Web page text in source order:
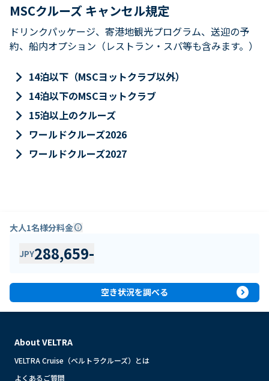
MSCクルーズ キャンセル規定
ドリンクパッケージ、寄港地観光プログラム、送迎の予
約、船内オプション（レストラン・スパ等も含みます。）
keyboard_arrow_right 14泊以下（MSCヨットクラブ以外）
keyboard_arrow_right 14泊以下のMSCヨットクラブ
keyboard_arrow_right 15泊以上のクルーズ
keyboard_arrow_right ワールドクルーズ2026
keyboard_arrow_right ワールドクルーズ2027
大人1名様分料金info
JPY288,659-
空き状況を調べる expand_circle_right
About VELTRA
VELTRA Cruise（ベルトラクルーズ）とは
よくあるご質問